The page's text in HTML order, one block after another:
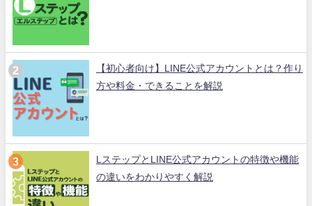
【初心者向け】LINE公式アカウントとは？作り
方や料金・できることを解説
LステップとLINE公式アカウントの特徴や機能
の違いをわかりやすく解説